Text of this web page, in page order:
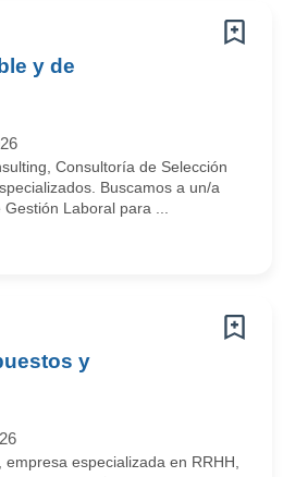
y de
Consultoría de Selección
Buscamos a un/a
Laboral para ...
y
especializada en RRHH,